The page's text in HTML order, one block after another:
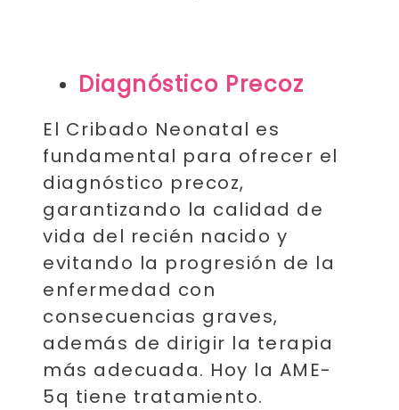
Diagnóstico Precoz
El Cribado Neonatal es
fundamental para ofrecer el
diagnóstico precoz,
garantizando la calidad de
vida del recién nacido y
evitando la progresión de la
enfermedad con
consecuencias graves,
además de dirigir la terapia
más adecuada. Hoy la AME-
5q tiene tratamiento.